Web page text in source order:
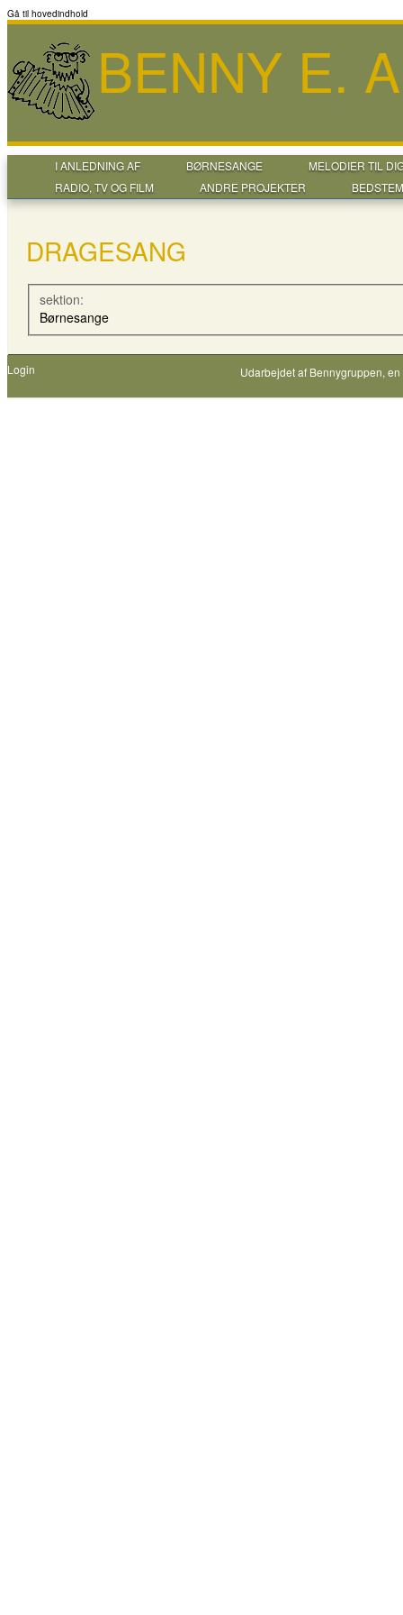
Gå til hovedindhold
BENNY E.
I ANLEDNING AF BØRNESANGE
MELODIER TIL
RADIO, TV OG FILM
ANDRE PROJEKTER
DRAGESANG
sektion:
Børnesange
Login Udarbejdet af Bennygruppen,